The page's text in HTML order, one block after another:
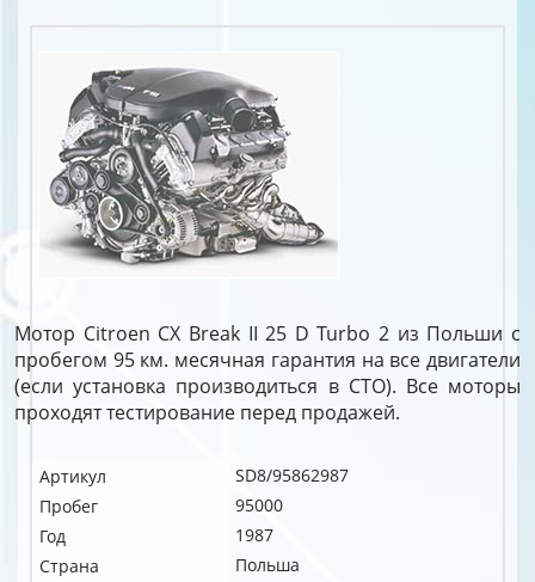
Мотор Citroen CX Break II 25 D Turbo 2 из Польши с
пробегом 95 км. месячная гарантия на все двигатели
(если установка производиться в СТО). Все моторы
проходят тестирование перед продажей.
Артикул
SD8/95862987
Пробег
95000
Год
1987
Страна
Польша